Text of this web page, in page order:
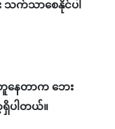
သက်သာစေနိုင်ပါ
တူနေတာက ဘေး
ပါတယ်။